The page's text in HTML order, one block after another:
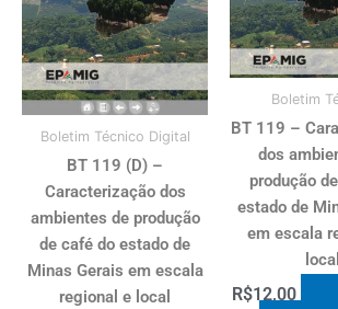
Boletim Técnico Digital
BT 119 (D) –
Caracterização dos
ambientes de produção
de café do estado de
Minas Gerais em escala
regional e local
Boletim
BT 119 –
dos
produção
estado de
em escala
local
R$12,00